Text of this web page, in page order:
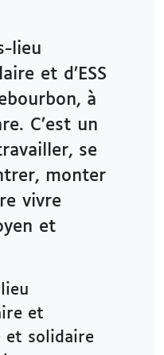
lieu
et d’ESS
à
C’est un
se
monter
vivre
et
et
et solidaire